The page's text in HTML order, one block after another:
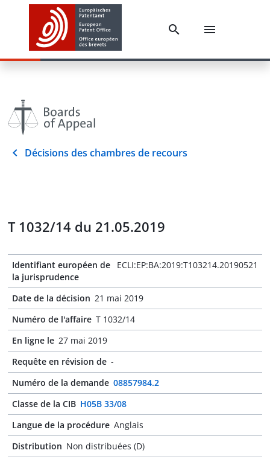
Décisions des chambres de recours
T 1032/14 du 21.05.2019
Identifiant européen de
la jurisprudence
ECLI:EP:BA:2019:T103214.20190521
Date de la décision 21 mai 2019
Numéro de l'affaire T 1032/14
En ligne le 27 mai 2019
Requête en révision de -
Numéro de la demande 08857984.2
Classe de la CIB H05B 33/08
Langue de la procédure Anglais
Distribution Non distribuées (D)